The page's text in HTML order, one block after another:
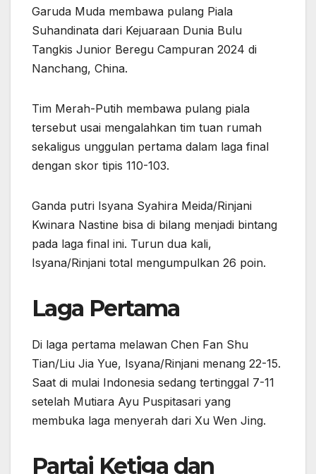
Garuda Muda membawa pulang Piala
Suhandinata dari Kejuaraan Dunia Bulu
Tangkis Junior Beregu Campuran 2024 di
Nanchang, China.
Tim Merah-Putih membawa pulang piala
tersebut usai mengalahkan tim tuan rumah
sekaligus unggulan pertama dalam laga final
dengan skor tipis 110-103.
Ganda putri Isyana Syahira Meida/Rinjani
Kwinara Nastine bisa di bilang menjadi bintang
pada laga final ini. Turun dua kali,
Isyana/Rinjani total mengumpulkan 26 poin.
Laga Pertama
Di laga pertama melawan Chen Fan Shu
Tian/Liu Jia Yue, Isyana/Rinjani menang 22-15.
Saat di mulai Indonesia sedang tertinggal 7-11
setelah Mutiara Ayu Puspitasari yang
membuka laga menyerah dari Xu Wen Jing.
Partai Ketiga dan